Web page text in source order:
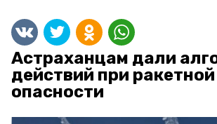
Астраханцам дали
действий при ракетной
опасности